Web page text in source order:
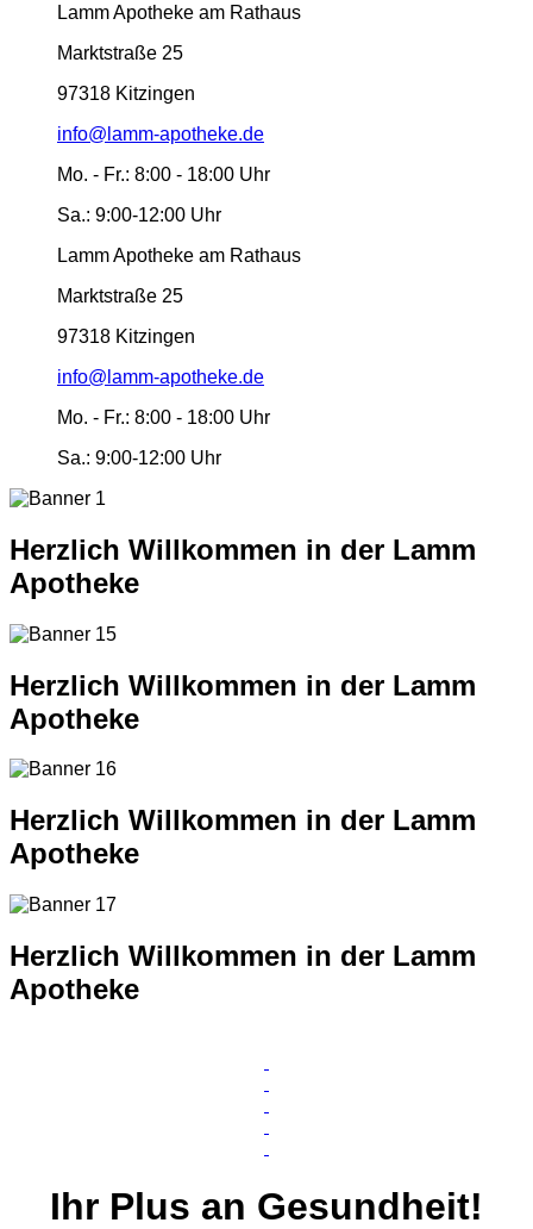
Lamm Apotheke am Rathaus
Marktstraße 25
97318 Kitzingen
info@lamm-apotheke.de
Mo. - Fr.: 8:00 - 18:00 Uhr
Sa.: 9:00-12:00 Uhr
Lamm Apotheke am Rathaus
Marktstraße 25
97318 Kitzingen
info@lamm-apotheke.de
Mo. - Fr.: 8:00 - 18:00 Uhr
Sa.: 9:00-12:00 Uhr
Herzlich Willkommen in der Lamm
Apotheke
Herzlich Willkommen in der Lamm
Apotheke
Herzlich Willkommen in der Lamm
Apotheke
Herzlich Willkommen in der Lamm
Apotheke
Ihr Plus an Gesundheit!